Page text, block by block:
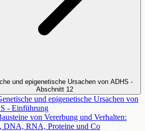
und epigenetische Ursachen von ADHS -
Abschnitt 12
und epigenetische Ursachen von
- Einführung
von Vererbung und Verhalten:
DNA, RNA, Proteine und Co